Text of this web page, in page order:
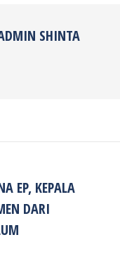
SHINTA
EP, KEPALA
DARI